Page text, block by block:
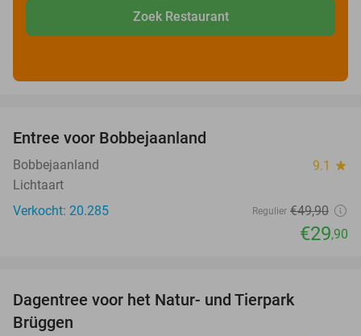
Zoek Restaurant
Entree voor Bobbejaanland
Bobbejaanland 9.1 star
Lichtaart
Verkocht: 20.285
Regulier €49,90
€29,90
Dagentree voor het Natur- und Tierpark
Brüggen